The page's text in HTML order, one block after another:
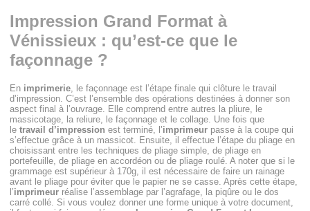
Impression Grand Format à
Vénissieux : qu’est-ce que le
façonnage ?
En imprimerie, le façonnage est l’étape finale qui clôture le travail
d’impression. C’est l’ensemble des opérations destinées à donner son
aspect final à l’ouvrage. Elle comprend entre autres la pliure, le
massicotage, la reliure, le façonnage et le collage. Une fois que
letravail d’impression est terminé, l’imprimeur passe à la coupe qui
s’effectue grâce à un massicot. Ensuite, il effectue l’étape du pliage en
choisissant entre les techniques de pliage simple, de pliage en
portefeuille, de pliage en accordéon ou de pliage roulé. A noter que si le
grammage est supérieur à 170g, il est nécessaire de faire un rainage
avant le pliage pour éviter que le papier ne se casse. Après cette étape,
l’imprimeur réalise l’assemblage par l’agrafage, la piqûre ou le dos
carré collé. Si vous voulez donner une forme unique à votre document,